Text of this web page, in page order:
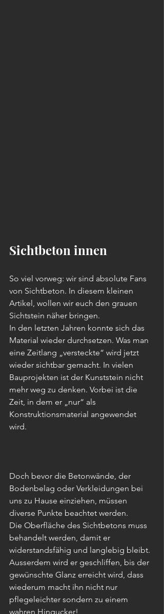
Sichtbeton innen
So viel vorweg: wir sind absolute Fans
von Sichtbeton. In diesem kleinen
Artikel, wollen wir euch den grauen
Sichtstein näher bringen.
In den letzten Jahren konnte sich das
Material wieder durchsetzen. Was man
eine Zeitlang „versteckte“ wird jetzt
wieder sichtbar gemacht. In vielen
Bauprojekten ist der Kunststein nicht
mehr weg zu denken. Vorbei ist die
Zeit, in dem er „nur“ als
Konstruktionsmaterial angewendet
wird.
Doch bevor die Betonwände, der
Bodenbelag oder Verkleidungen bei
uns zu Hause einziehen, müssen
diverse Punkte beachtet werden.
Die Oberfläche des Sichtbetons muss
behandelt werden, damit er
widerstandsfähig und langlebig bleibt.
Ausserdem wird er geschliffen, bis der
gewünschte Glanz erreicht wird, dass
wiederum macht ihn nicht nur
pflegeleichter sondern zu einem
wahren Hingucker!